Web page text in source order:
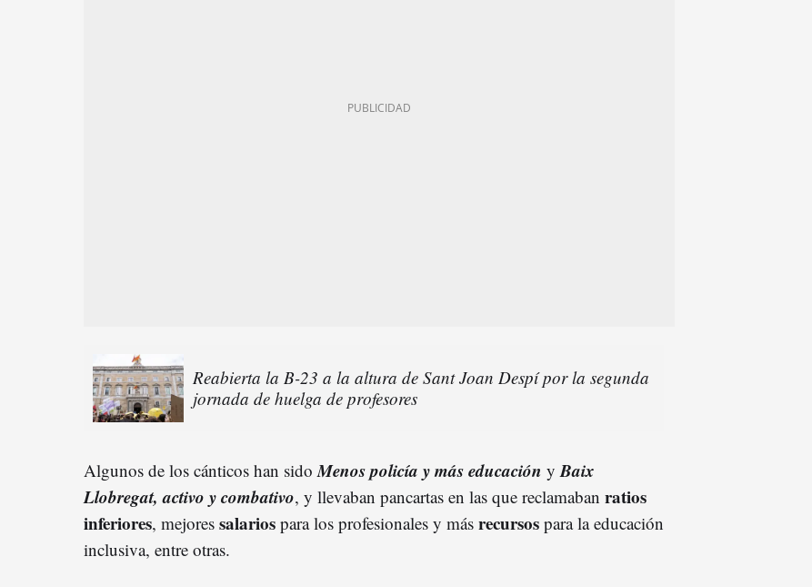
Reabierta la B-23 a la altura de Sant Joan Despí por la segunda
jornada de huelga de profesores
Algunos de los cánticos han sido Menos policía y más educación y Baix
Llobregat, activo y combativo, y llevaban pancartas en las que reclamaban ratios
inferiores, mejores salarios para los profesionales y más recursos para la educación
inclusiva, entre otras.